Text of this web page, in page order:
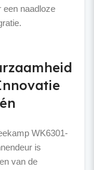
een naadloze
WK6301-
is
van de